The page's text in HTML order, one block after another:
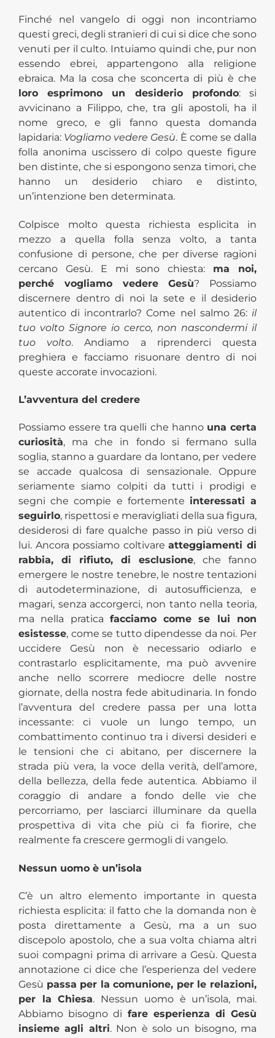
Finché nel vangelo di oggi non incontriamo
questi greci, degli stranieri di cui si dice che sono
venuti per il culto. Intuiamo quindi che, pur non
essendo ebrei, appartengono alla religione
ebraica. Ma la cosa che sconcerta di più è che
loro esprimono un desiderio profondo: si
avvicinano a Filippo, che, tra gli apostoli, ha il
nome greco, e gli fanno questa domanda
lapidaria: Vogliamo vedere Gesù. È come se dalla
folla anonima uscissero di colpo queste figure
ben distinte, che si espongono senza timori, che
hanno un desiderio chiaro e distinto,
un’intenzione ben determinata.
Colpisce molto questa richiesta esplicita in
mezzo a quella folla senza volto, a tanta
confusione di persone, che per diverse ragioni
cercano Gesù. E mi sono chiesta: ma noi,
perché vogliamo vedere Gesù? Possiamo
discernere dentro di noi la sete e il desiderio
autentico di incontrarlo? Come nel salmo 26: il
tuo volto Signore io cerco, non nascondermi il
tuo volto. Andiamo a riprenderci questa
preghiera e facciamo risuonare dentro di noi
queste accorate invocazioni.
L’avventura del credere
Possiamo essere tra quelli che hanno una certa
curiosità, ma che in fondo si fermano sulla
soglia, stanno a guardare da lontano, per vedere
se accade qualcosa di sensazionale. Oppure
seriamente siamo colpiti da tutti i prodigi e
segni che compie e fortemente interessati a
seguirlo, rispettosi e meravigliati della sua figura,
desiderosi di fare qualche passo in più verso di
lui. Ancora possiamo coltivareatteggiamenti di
rabbia, di rifiuto, di esclusione, che fanno
emergere le nostre tenebre, le nostre tentazioni
di autodeterminazione, di autosufficienza, e
magari, senza accorgerci, non tanto nella teoria,
ma nella pratica facciamo come se lui non
esistesse, come se tutto dipendesse da noi. Per
uccidere Gesù non è necessario odiarlo e
contrastarlo esplicitamente, ma può avvenire
anche nello scorrere mediocre delle nostre
giornate, della nostra fede abitudinaria. In fondo
l’avventura del credere passa per una lotta
incessante: ci vuole un lungo tempo, un
combattimento continuo tra i diversi desideri e
le tensioni che ci abitano, per discernere la
strada più vera, la voce della verità, dell’amore,
della bellezza, della fede autentica. Abbiamo il
coraggio di andare a fondo delle vie che
percorriamo, per lasciarci illuminare da quella
prospettiva di vita che più ci fa fiorire, che
realmente fa crescere germogli di vangelo.
Nessun uomo è un’isola
C’è un altro elemento importante in questa
richiesta esplicita: il fatto che la domanda non è
posta direttamente a Gesù, ma a un suo
discepolo apostolo, che a sua volta chiama altri
suoi compagni prima di arrivare a Gesù. Questa
annotazione ci dice che l’esperienza del vedere
Gesù passa per la comunione, per le relazioni,
per la Chiesa. Nessun uomo è un’isola, mai.
Abbiamo bisogno di fare esperienza di Gesù
insieme agli altri. Non è solo un bisogno, ma